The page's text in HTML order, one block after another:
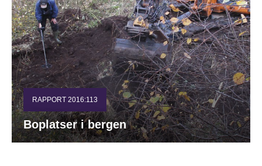
RAPPORT 2016:113
Boplatser i bergen